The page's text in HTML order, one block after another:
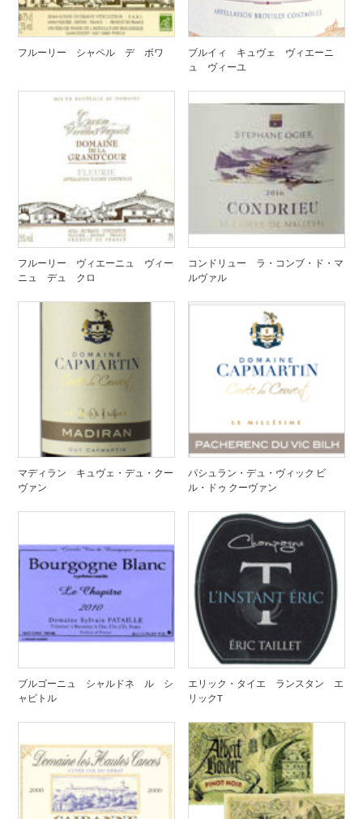
フルーリー シャペル デ ボワ
ブルイィ キュヴェ ヴィエーニ
ュ ヴィーユ
フルーリー ヴィエーニュ ヴィー
ニュ デュ クロ
コンドリュー ラ・コンブ・ド・マ
ルヴァル
マディラン キュヴェ・デュ・クー
ヴァン
パシュラン・デュ・ヴィック ビ
ル・ドゥ クーヴァン
ブルゴーニュ シャルドネ ル シ
ャピトル
エリック・タイエ ランスタン エ
リックT